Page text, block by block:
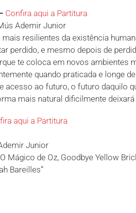
Confira aqui a Partitura
Ademir Junior
resilientes da existência
perdido, e mesmo depois de
te coloca em novos
quando praticada e longe
acesso ao futuro, o futuro daquilo
mais natural dificilmente
aqui a Partitura
Junior
Mágico de Oz, Goodbye Yellow
Bareilles”